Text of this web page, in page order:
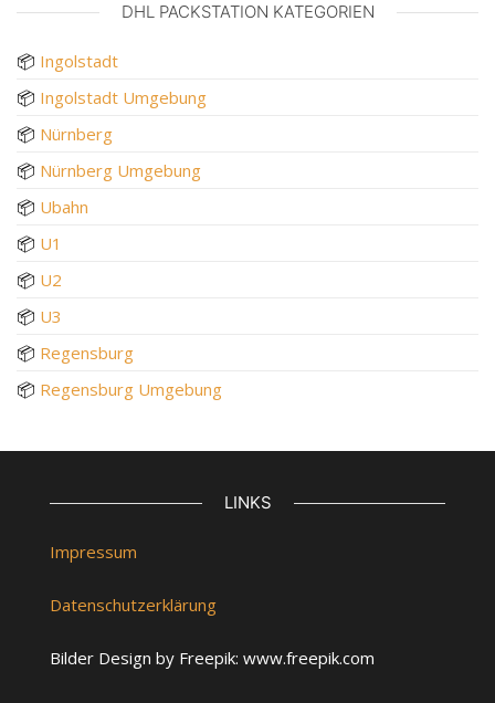
DHL PACKSTATION KATEGORIEN
📦 Ingolstadt
📦 Ingolstadt Umgebung
📦 Nürnberg
📦 Nürnberg Umgebung
📦 Ubahn
📦 U1
📦 U2
📦 U3
📦 Regensburg
📦 Regensburg Umgebung
LINKS
Impressum
Datenschutzerklärung
Bilder Design by Freepik: www.freepik.com